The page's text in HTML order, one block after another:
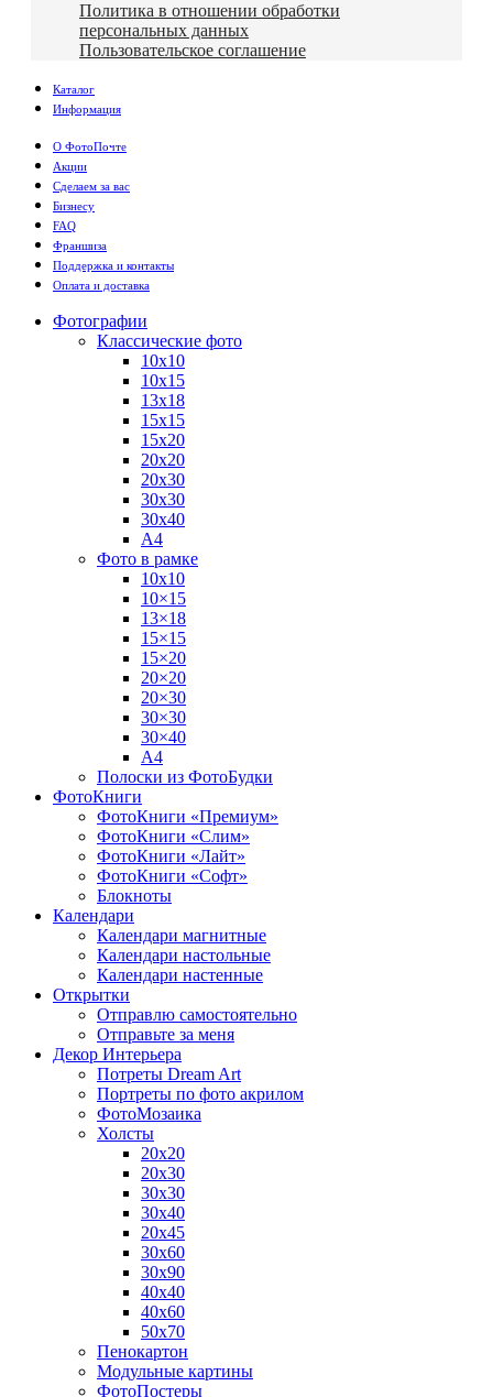
Политика в отношении обработки
персональных данных
Пользовательское соглашение
Каталог
Информация
О ФотоПочте
Акции
Сделаем за вас
Бизнесу
FAQ
Франшиза
Поддержка и контакты
Оплата и доставка
Фотографии
Классические фото
10х10
10х15
13х18
15х15
15х20
20х20
20х30
30х30
30х40
А4
Фото в рамке
10х10
10×15
13×18
15×15
15×20
20×20
20×30
30×30
30×40
A4
Полоски из ФотоБудки
ФотоКниги
ФотоКниги «Премиум»
ФотоКниги «Слим»
ФотоКниги «Лайт»
ФотоКниги «Софт»
Блокноты
Календари
Календари магнитные
Календари настольные
Календари настенные
Открытки
Отправлю самостоятельно
Отправьте за меня
Декор Интерьера
Потреты Dream Art
Портреты по фото акрилом
ФотоМозаика
Холсты
20х20
20х30
30х30
30х40
20х45
30х60
30х90
40х40
40х60
50х70
Пенокартон
Модульные картины
ФотоПостеры